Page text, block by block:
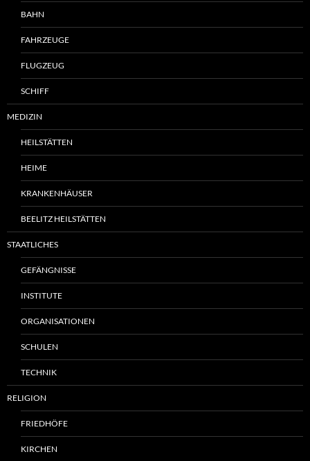
BAHN
FAHRZEUGE
FLUGZEUG
SCHIFF
MEDIZIN
HEILSTÄTTEN
HEIME
KRANKENHÄUSER
BEELITZ HEILSTÄTTEN
STAATLICHES
GEFÄNGNISSE
INSTITUTE
ORGANISATIONEN
SCHULEN
TECHNIK
RELIGION
FRIEDHÖFE
KIRCHEN